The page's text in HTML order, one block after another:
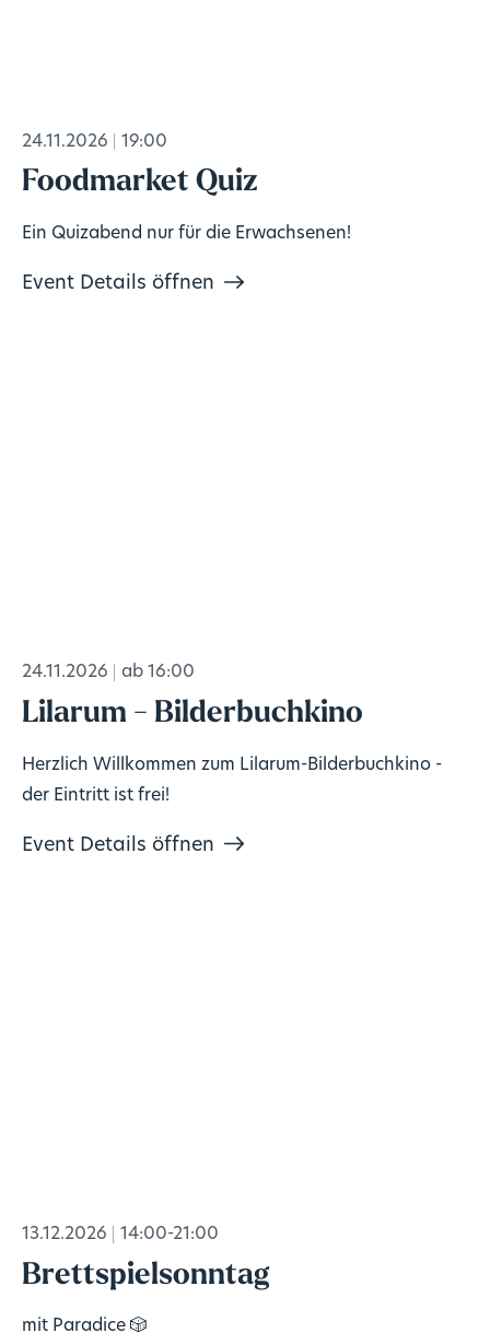
24.11.2026 19:00
Foodmarket Quiz
Ein Quizabend nur für die Erwachsenen!
Event Details öffnen
24.11.2026 ab 16:00
Lilarum - Bilderbuchkino
Herzlich Willkommen zum Lilarum-Bilderbuchkino -
der Eintritt ist frei!
Event Details öffnen
13.12.2026 14:00-21:00
Brettspielsonntag
mit Paradice 🎲